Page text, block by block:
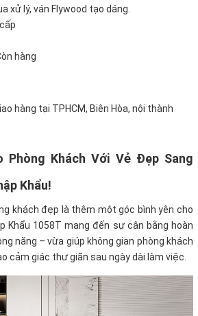
xử lý, ván Flywood tạo dáng.
hàng
hàng tại TPHCM, Biên Hòa, nội thành
Phòng Khách Với Vẻ Đẹp Sang
Khẩu!
khách đẹp là thêm một góc bình yên cho
Khẩu 1058T mang đến sự cân bằng hoàn
năng – vừa giúp không gian phòng khách
cảm giác thư giãn sau ngày dài làm việc.